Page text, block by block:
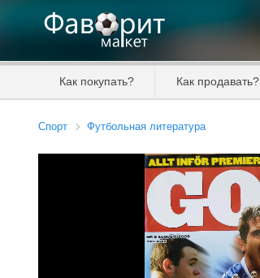
Как покупать? Как продавать?
Спорт Футбольная литература